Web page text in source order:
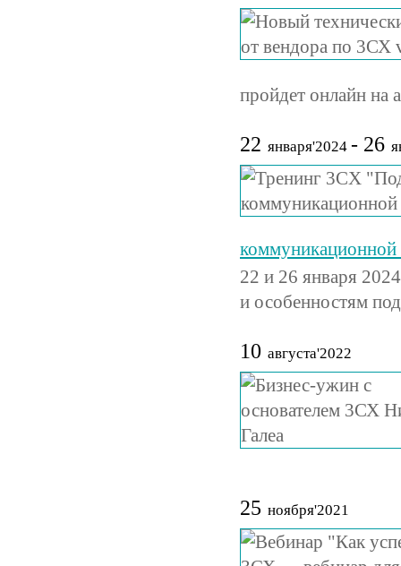
пройдет онлайн на
22 января'2024 - 26
22 и 26 января
и особенностям
10 августа'2022
25 ноября'2021